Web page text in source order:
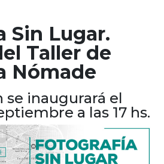
la Docta
y sustentabilidad
Deportes
diverse
independiente
Humor
María y zona
Francisco y zona
Traslasierra
/ Carlos Paz
Alta Gracia
Marcos Juárez
Río Primero
de Calamuchita
María y norte
Cruz del Eje
Sin Lugar.
Taller de
Nómade
se inaugurará el
a las 17 hs.